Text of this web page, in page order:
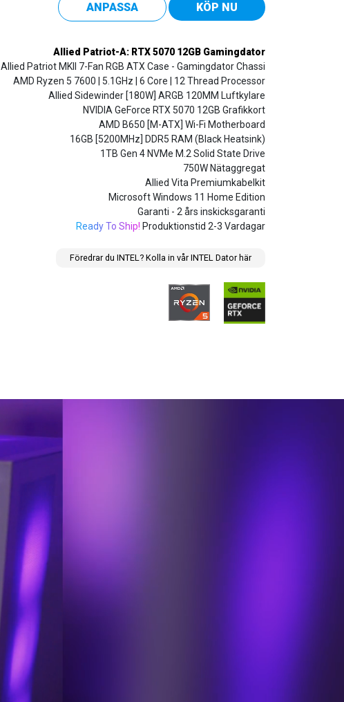
ANPASSA KÖP NU
Allied Patriot-A: RTX 5070 12GB Gamingdator
Allied Patriot MKII 7-Fan RGB ATX Case - Gamingdator Chassi
AMD Ryzen 5 7600 | 5.1GHz | 6 Core | 12 Thread Processor
Allied Sidewinder [180W] ARGB 120MM Luftkylare
NVIDIA GeForce RTX 5070 12GB Grafikkort
AMD B650 [M-ATX] Wi-Fi Motherboard
16GB [5200MHz] DDR5 RAM (Black Heatsink)
1TB Gen 4 NVMe M.2 Solid State Drive
750W Nätaggregat
Allied Vita Premiumkabelkit
Microsoft Windows 11 Home Edition
Garanti - 2 års inskicksgaranti
Ready To Ship! Produktionstid 2-3 Vardagar
Föredrar du INTEL? Kolla in vår INTEL Dator här